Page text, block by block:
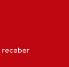
receber